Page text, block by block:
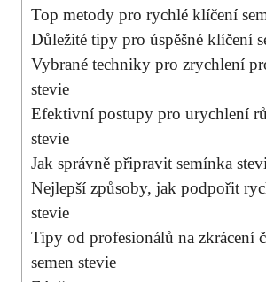
Top metody pro rychlé klíčení
Důležité tipy pro úspěšné klíčení
Vybrané techniky pro zrychlení
stevie
Efektivní postupy pro urychlení
stevie
Jak správně připravit semínka
Nejlepší způsoby, jak podpořit
stevie
Tipy od profesionálů na zkrácení
semen stevie